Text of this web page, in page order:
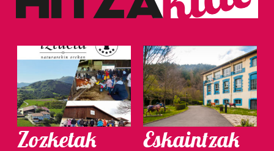
Zozketak Eskaintzak